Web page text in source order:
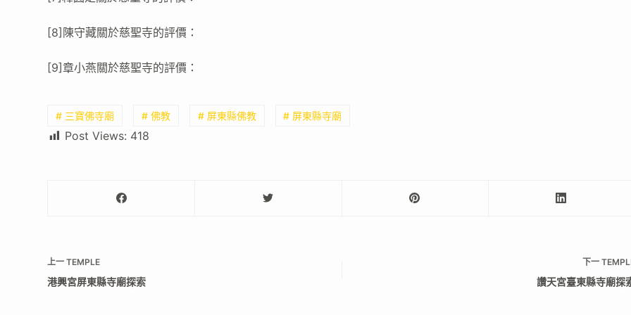
[8]陳守藏關於慈聖寺的評價：
[9]章小燕關於慈聖寺的評價：
# 三寶佛寺廟 # 佛教 # 屏東縣佛教 # 屏東縣寺廟
Post Views: 418
上一TEMPLE
港興宮屏東縣寺廟探索
下一
讚天宮臺東縣寺廟探